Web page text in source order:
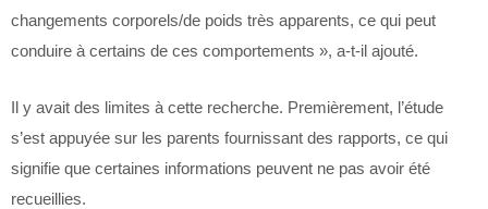
changements corporels/de poids très apparents, ce qui peut
conduire à certains de ces comportements », a-t-il ajouté.
Il y avait des limites à cette recherche. Premièrement, l’étude
s’est appuyée sur les parents fournissant des rapports, ce qui
signifie que certaines informations peuvent ne pas avoir été
recueillies.